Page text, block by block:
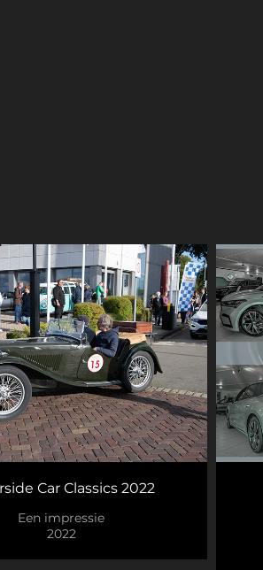
Car Classics 2022
Een impressie
2022